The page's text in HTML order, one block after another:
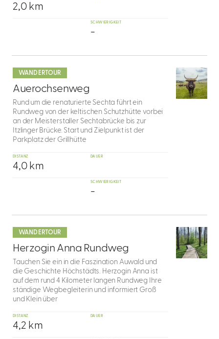
2,0 km
SCHWIERIGKEIT
-
WANDERTOUR
7
Auerochsenweg
Rund um die renaturierte Sechta führt ein
Rundweg von der keltischen Schutzhütte vorbei
an der Meisterstaller Sechtabrücke bis zur
Itzlinger Brücke. Start und Zielpunkt ist der
Parkplatz der Grillhütte
DISTANZ
4,0 km
DAUER
SCHWIERIGKEIT
-
dazu
WANDERTOUR
8
Herzogin Anna Rundweg
Tauchen Sie ein in die Faszination Auwald und
die Geschichte Höchstädts. Herzogin Anna ist
auf dem rund 4 Kilometer langen Rundweg Ihre
ständige Wegbegleiterin und informiert Groß
und Klein über
DISTANZ
4,2 km
DAUER
dazu